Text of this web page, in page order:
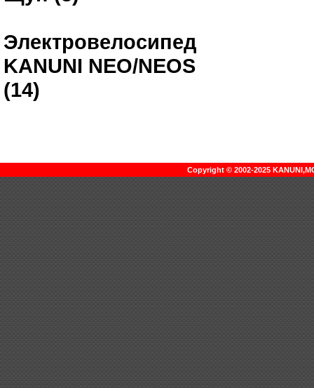
Электровелосипед
KANUNI NEO/NEOS
(14)
Copyright © 2002-2025